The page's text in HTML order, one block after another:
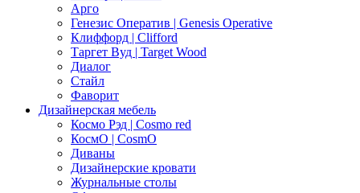
Арго
Генезис Оператив | Genesis Operative
Клиффорд | Clifford
Таргет Вуд | Target Wood
Диалог
Стайл
Фаворит
Дизайнерская мебель
Космо Рэд | Cosmo red
КосмО | CosmO
Диваны
Дизайнерские кровати
Журнальные столы